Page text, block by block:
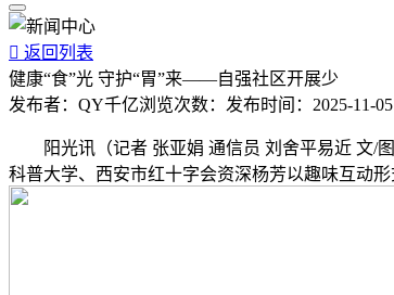
 返回列表
健康“食”光 守护“胃”来——自强社区开展少
发布者： QY千亿浏览次数： 发布时间： 2025-11-
阳光讯（记者 张亚娟 通信员 刘舍平易近 文/图
科普大学、西安市红十字会资深杨芳以趣味互动